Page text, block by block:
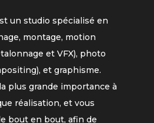
un studio spécialisé en
montage, motion
et VFX), photo
et graphisme.
plus grande importance à
réalisation, et vous
bout en bout, afin de